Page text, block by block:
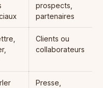
prospects,
partenaires
Clients ou
collaborateurs
Presse,